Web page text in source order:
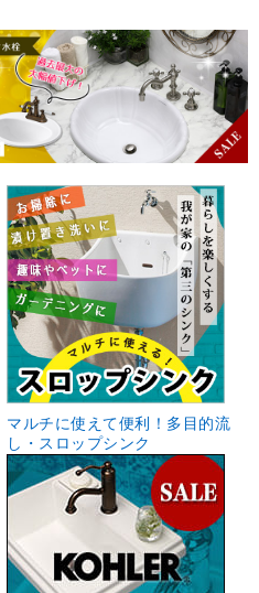
マルチに使えて便利！多目的流
し・スロップシンク